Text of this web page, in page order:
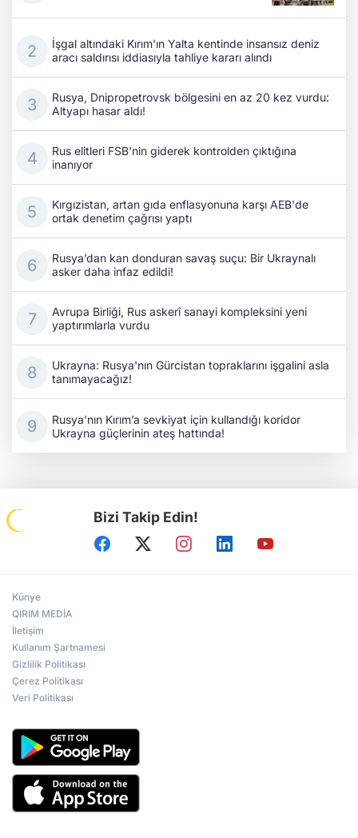
İşgal altındaki Kırım'ın Yalta kentinde insansız deniz
aracı saldırısı iddiasıyla tahliye kararı alındı
Rusya, Dnipropetrovsk bölgesini en az 20 kez vurdu:
Altyapı hasar aldı!
Rus elitleri FSB'nin giderek kontrolden çıktığına
inanıyor
Kırgızistan, artan gıda enflasyonuna karşı AEB'de
ortak denetim çağrısı yaptı
Rusya’dan kan donduran savaş suçu: Bir Ukraynalı
asker daha infaz edildi!
Avrupa Birliği, Rus askerî sanayi kompleksini yeni
yaptırımlarla vurdu
Ukrayna: Rusya'nın Gürcistan topraklarını işgalini asla
tanımayacağız!
Rusya'nın Kırım’a sevkiyat için kullandığı koridor
Ukrayna güçlerinin ateş hattında!
Bizi Takip Edin!
Künye
QIRIM MEDİA
İletişim
Kullanım Şartnamesi
Gizlilik Politikası
Çerez Politikası
Veri Politikası